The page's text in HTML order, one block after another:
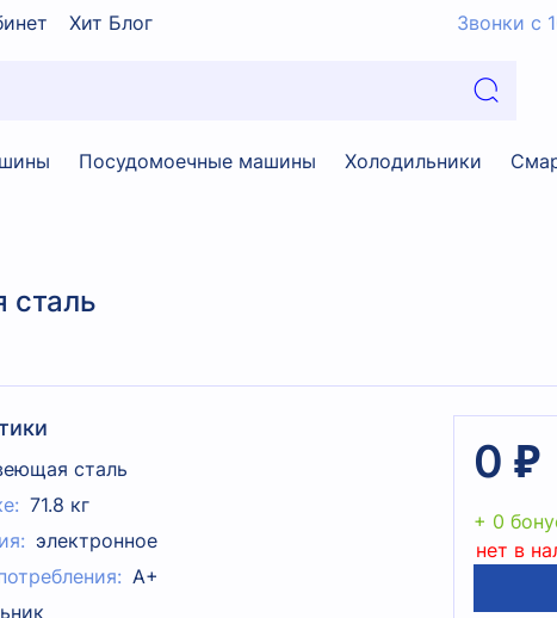
Хит Блог Звонки с
Посудомоечные машины Холодильники
сталь
сталь
71.8 кг
электронное
A+
0 ₽
+ 0
нет в